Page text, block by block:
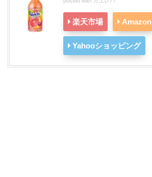
楽天市場 Amazon
Yahooショッピング